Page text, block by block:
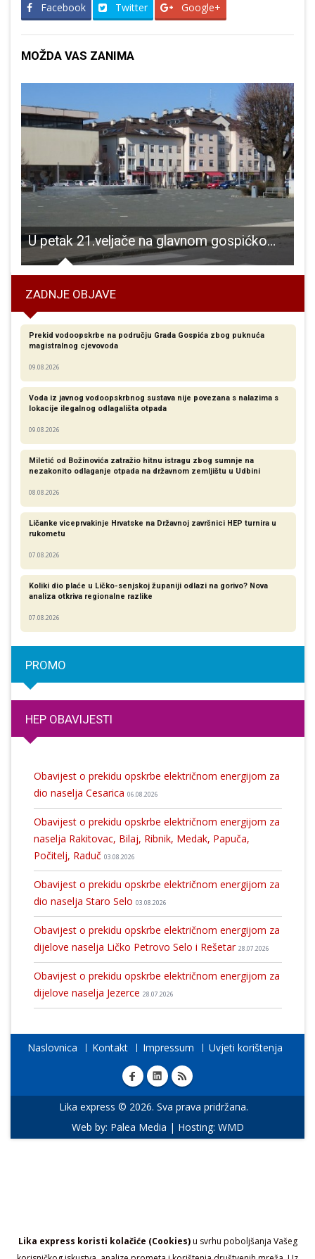
Lika express koristi kolačiće (Cookies)u svrhu poboljšanja Vašeg
Facebook Twitter Google+
MOŽDA VAS ZANIMA
U petak 21.veljače na glavnom gospićkom trgu održat će se javna akcija Ženske grupe Karlovac Korak
ZADNJE OBJAVE
Prekid vodoopskrbe na području Grada Gospića zbog puknuća
magistralnog cjevovoda
09.08.2026
Voda iz javnog vodoopskrbnog sustava nije povezana s nalazima s
lokacije ilegalnog odlagališta otpada
09.08.2026
Miletić od Božinovića zatražio hitnu istragu zbog sumnje na
nezakonito odlaganje otpada na državnom zemljištu u Udbini
08.08.2026
Ličanke viceprvakinje Hrvatske na Državnoj završnici HEP turnira u
rukometu
07.08.2026
Koliki dio plaće u Ličko-senjskoj županiji odlazi na gorivo? Nova
analiza otkriva regionalne razlike​
07.08.2026
PROMO
HEP OBAVIJESTI
Obavijest o prekidu opskrbe električnom energijom za
dio naselja Cesarica 06.08.2026
Obavijest o prekidu opskrbe električnom energijom za
naselja Rakitovac, Bilaj, Ribnik, Medak, Papuča,
Počitelj, Raduč 03.08.2026
Obavijest o prekidu opskrbe električnom energijom za
dio naselja Staro Selo 03.08.2026
Obavijest o prekidu opskrbe električnom energijom za
dijelove naselja Ličko Petrovo Selo i Rešetar 28.07.2026
Obavijest o prekidu opskrbe električnom energijom za
dijelove naselja Jezerce 28.07.2026
Naslovnica Kontakt Impressum Uvjeti korištenja
Lika express © 2026. Sva prava pridržana.
Web by: Palea Media | Hosting: WMD